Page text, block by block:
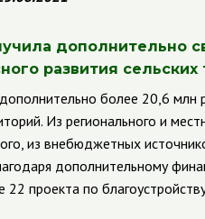
дополнительно
развития сельских
более 20,6 млн
Из регионального и
из внебюджетных
дополнительному
проекта по